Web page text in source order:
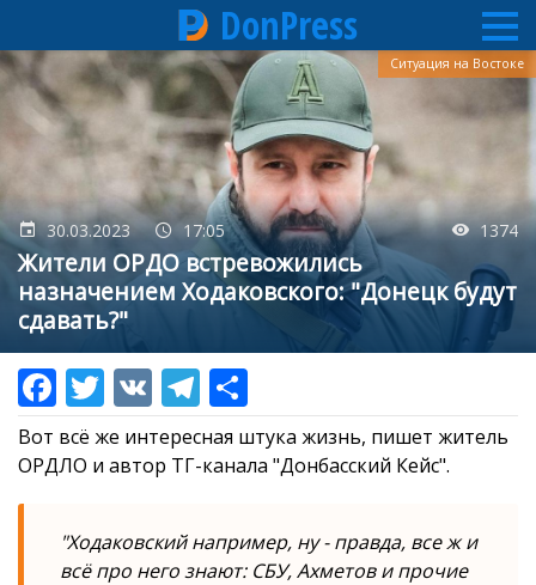
Перейти
к
основному
содержанию
DonPress
30.03.2023 17:05 1374
Жители ОРДО встревожились
назначением Ходаковского: "Донецк будут
сдавать?"
Ситуация на Востоке
Вот всё же интересная штука жизнь, пишет житель
ОРДЛО и автор ТГ-канала "Донбасский Кейс".
"Ходаковский например, ну - правда, все ж и
всё про него знают: СБУ, Ахметов и прочие